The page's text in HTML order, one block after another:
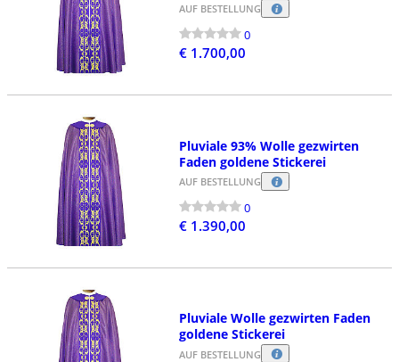
AUF BESTELLUNG
0
€ 1.700,00
Pluviale 93% Wolle gezwirten
Faden goldene Stickerei
AUF BESTELLUNG
0
€ 1.390,00
Pluviale Wolle gezwirten Faden
goldene Stickerei
AUF BESTELLUNG